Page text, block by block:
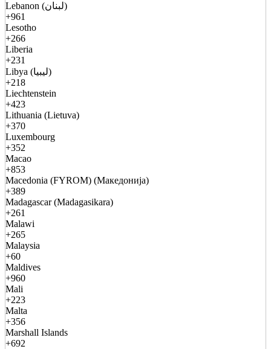
Lebanon (لبنان)
+961
Lesotho
+266
Liberia
+231
Libya (ليبيا)
+218
Liechtenstein
+423
Lithuania (Lietuva)
+370
Luxembourg
+352
Macao
+853
Macedonia (FYROM) (Македонија)
+389
Madagascar (Madagasikara)
+261
Malawi
+265
Malaysia
+60
Maldives
+960
Mali
+223
Malta
+356
Marshall Islands
+692